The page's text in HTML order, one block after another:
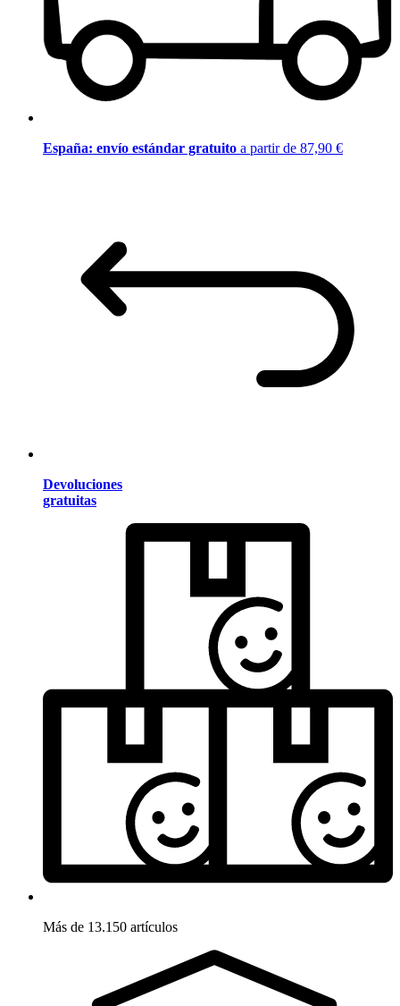
España: envío estándar gratuito a partir de 87,90 €
Devoluciones
gratuitas
Más de 13.150 artículos